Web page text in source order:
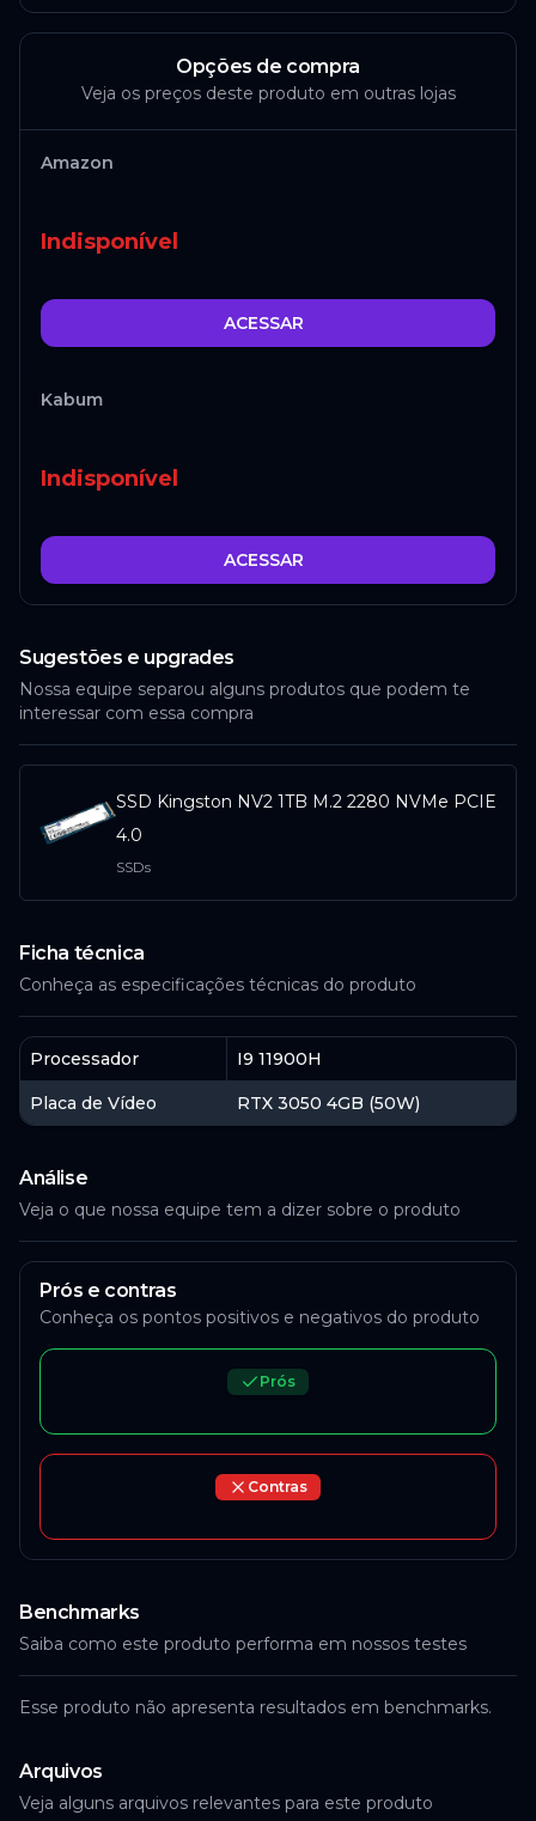
Opções de compra
Veja os preços deste produto em outras lojas
Amazon
Indisponível
ACESSAR
Kabum
Indisponível
ACESSAR
Sugestões e upgrades
Nossa equipe separou alguns produtos que podem te
interessar com essa compra
SSD Kingston NV2 1TB M.2 2280 NVMe PCIE
4.0
SSDs
Ficha técnica
Conheça as especificações técnicas do produto
Processador I9 11900H
Placa de Vídeo RTX 3050 4GB (50W)
Análise
Veja o que nossa equipe tem a dizer sobre o produto
Prós e contras
Conheça os pontos positivos e negativos do produto
Prós
Contras
Benchmarks
Saiba como este produto performa em nossos testes
Esse produto não apresenta resultados em benchmarks.
Arquivos
Veja alguns arquivos relevantes para este produto